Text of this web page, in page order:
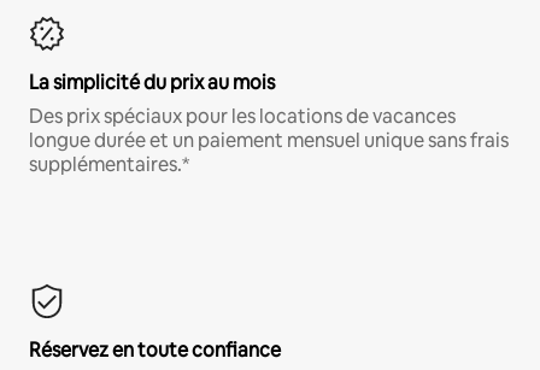
La simplicité du prix au mois
Des prix spéciaux pour les locations de vacances
longue durée et un paiement mensuel unique sans frais
supplémentaires.*
Réservez en toute confiance